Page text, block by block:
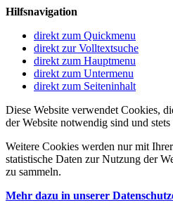
Hilfsnavigation
direkt zum Quickmenu
direkt zur Volltextsuche
direkt zum Hauptmenu
direkt zum Untermenu
direkt zum Seiteninhalt
Diese Website verwendet Cookies,
der Website notwendig sind und stets
Weitere Cookies werden nur mit
statistische Daten zur Nutzung der
zu sammeln.
Mehr dazu in unserer